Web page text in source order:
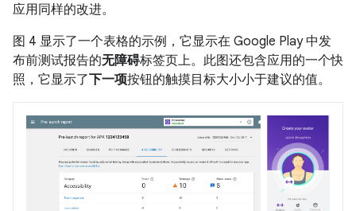
应用同样的改进。
图 4 显示了一个表格的示例，它显示在 Google Play 中发
布前测试报告的无障碍标签页上。此图还包含应用的一个快
照，它显示了下一项按钮的触摸目标大小小于建议的值。